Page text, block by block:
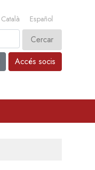
Català Español
Accés socis